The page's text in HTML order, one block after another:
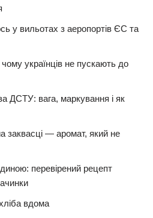
у вильотах з аеропортів ЄС та
українців не пускають до
ДСТУ: вага, маркування і як
заквасці — аромат, який не
перевірений рецепт
вдома